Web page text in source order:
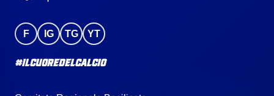
F IG TG YT
#IlCuoreDelCalcio